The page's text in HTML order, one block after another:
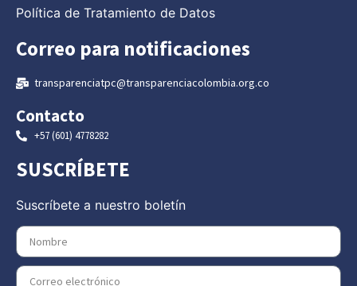
Política de Tratamiento de Datos
Correo para notificaciones
transparenciatpc@transparenciacolombia.org.co
Contacto
+57 (601) 4778282
SUSCRÍBETE
Suscríbete a nuestro boletín